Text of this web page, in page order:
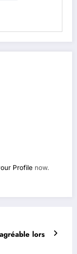
Profile now.
lors